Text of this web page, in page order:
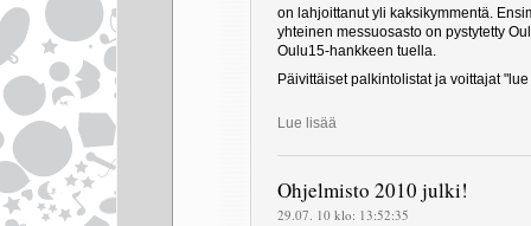
on lahjoittanut yli kaksikymmentä.
yhteinen messuosasto on pystytetty
Oulu15-hankkeen tuella.
Päivittäiset palkintolistat ja voittajat
Lue lisää
Ohjelmisto 2010 julki!
29.07. 10 klo: 13:52:35